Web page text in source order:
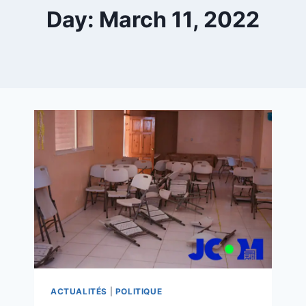
Day: March 11, 2022
ACTUALITÉS POLITIQUE